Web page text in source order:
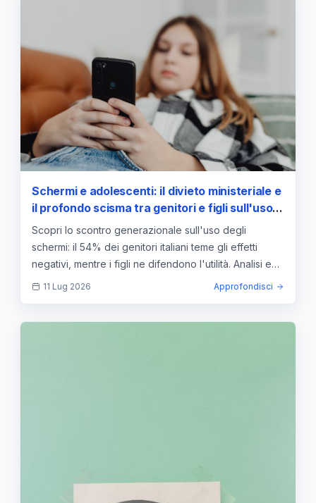
Schermi e adolescenti: il divieto ministeriale e
il profondo scisma tra genitori e figli sull'uso
del digitale
Scopri lo scontro generazionale sull'uso degli
schermi: il 54% dei genitori italiani teme gli effetti
negativi, mentre i figli ne difendono l'utilità. Analisi e
dati.11 Lug 2026 Approfondisci